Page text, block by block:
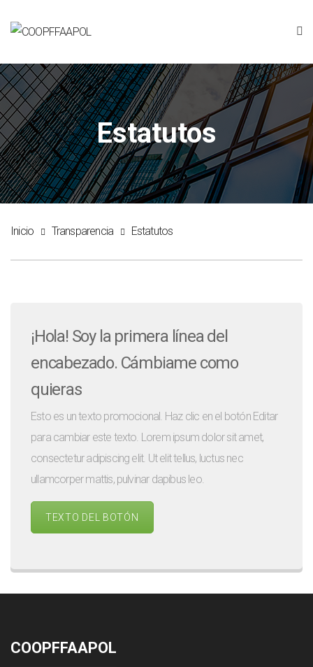
Estatutos
Inicio Transparencia Estatutos
¡Hola! Soy la primera línea del
encabezado. Cámbiame como
quieras
Esto es un texto promocional. Haz clic en el botón Editar
para cambiar este texto. Lorem ipsum dolor sit amet,
consectetur adipiscing elit. Ut elit tellus, luctus nec
ullamcorper mattis, pulvinar dapibus leo.
TEXTO DEL BOTÓN
COOPFFAAPOL